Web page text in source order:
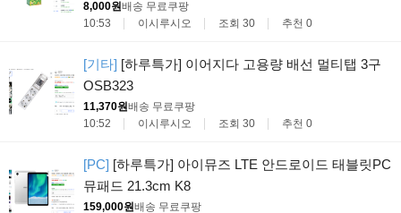
8,000원배송 무료쿠팡
10:53
이시루시오 조회 30 추천 0
[기타] [하루특가] 이어지다 고용량 배선 멀티탭 3구
OSB323
11,370원배송 무료쿠팡
10:52
이시루시오 조회 30 추천 0
[PC] [하루특가] 아이뮤즈 LTE 안드로이드 태블릿PC
뮤패드 21.3cm K8
159,000원배송 무료쿠팡